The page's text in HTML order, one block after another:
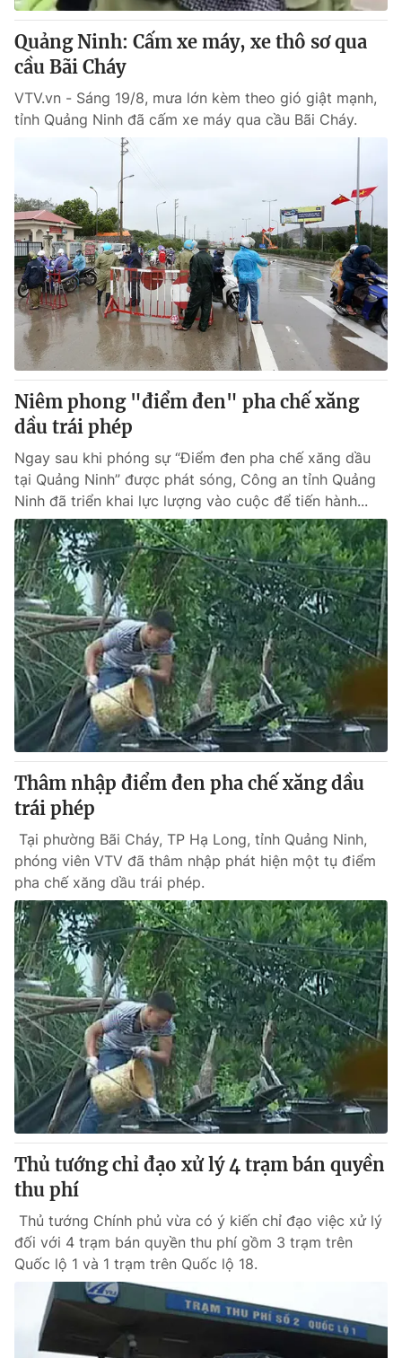
Quảng Ninh: Cấm xe máy, xe thô sơ qua
cầu Bãi Cháy
VTV.vn - Sáng 19/8, mưa lớn kèm theo gió giật mạnh,
tỉnh Quảng Ninh đã cấm xe máy qua cầu Bãi Cháy.
Niêm phong "điểm đen" pha chế xăng
dầu trái phép
Ngay sau khi phóng sự “Điểm đen pha chế xăng dầu
tại Quảng Ninh” được phát sóng, Công an tỉnh Quảng
Ninh đã triển khai lực lượng vào cuộc để tiến hành...
Thâm nhập điểm đen pha chế xăng dầu
trái phép
Tại phường Bãi Cháy, TP Hạ Long, tỉnh Quảng Ninh,
phóng viên VTV đã thâm nhập phát hiện một tụ điểm
pha chế xăng dầu trái phép.
Thủ tướng chỉ đạo xử lý 4 trạm bán quyền
thu phí
Thủ tướng Chính phủ vừa có ý kiến chỉ đạo việc xử lý
đối với 4 trạm bán quyền thu phí gồm 3 trạm trên
Quốc lộ 1 và 1 trạm trên Quốc lộ 18.